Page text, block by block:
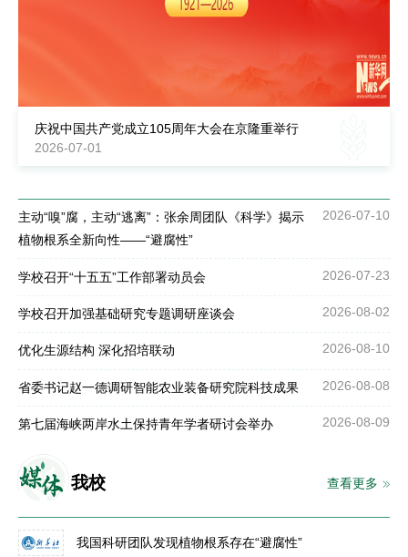
庆祝中国共产党成立105周年大会在京隆重举行
2026-07-01
主动“嗅”腐，主动“逃离”：张余周团队《科学》揭示
植物根系全新向性——“避腐性”
2026-07-10
学校召开“十五五”工作部署动员会 2026-07-23
学校召开加强基础研究专题调研座谈会 2026-08-02
优化生源结构 深化招培联动 2026-08-10
省委书记赵一德调研智能农业装备研究院科技成果 2026-08-08
第七届海峡两岸水土保持青年学者研讨会举办 2026-08-09
媒体 我校 查看更多
我国科研团队发现植物根系存在“避腐性”